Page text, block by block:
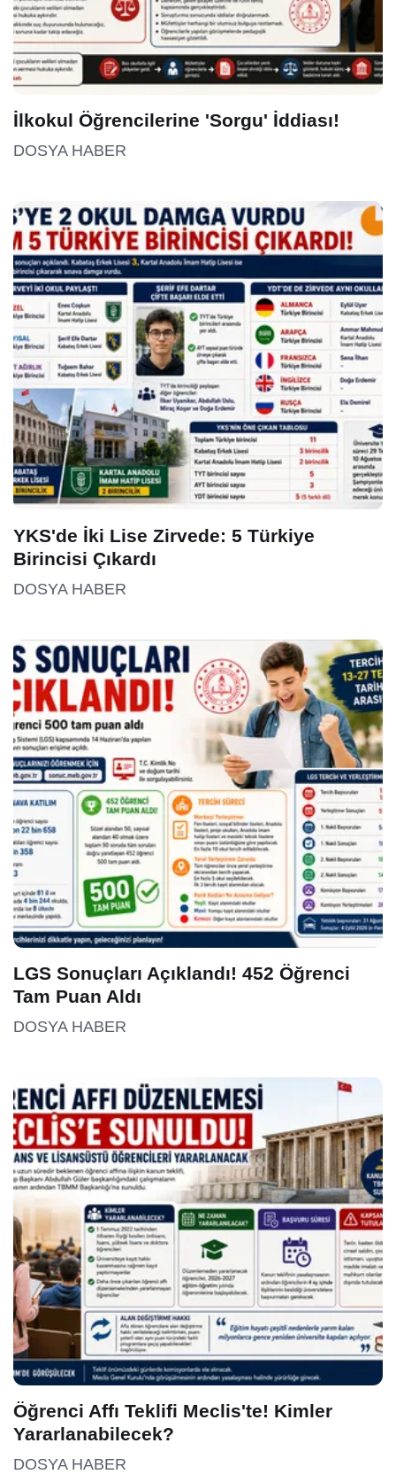
İlkokul Öğrencilerine 'Sorgu' İddiası!
DOSYA HABER
YKS'de İki Lise Zirvede: 5 Türkiye
Birincisi Çıkardı
DOSYA HABER
LGS Sonuçları Açıklandı! 452 Öğrenci
Tam Puan Aldı
DOSYA HABER
Öğrenci Affı Teklifi Meclis'te! Kimler
Yararlanabilecek?
DOSYA HABER